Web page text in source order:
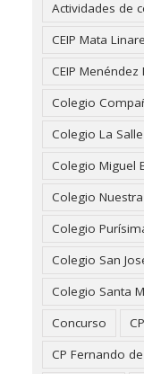
Actividades de
CEIP Mata
CEIP
Colegio
Colegio La Salle
Colegio Miguel
Colegio
Colegio
Colegio San
Colegio Santa
Concurso
CP Fernando